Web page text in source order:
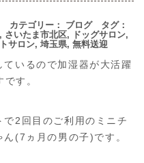
カテゴリー： ブログタグ：
, さいたま市北区, ドッグサロン,
サロン, 埼玉県, 無料送迎
いるので加湿器が大活躍
す。
2回目のご利用のミニチ
(7ヵ月の男の子)です。